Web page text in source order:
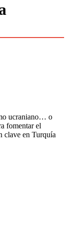
ucraniano… o
fomentar el
clave en Turquía